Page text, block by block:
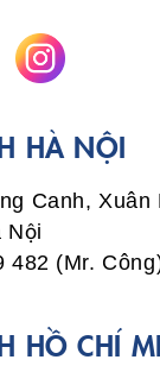
HÀ NỘI
Canh, Xuân
Nội
482 (Mr.
HỒ CHÍ